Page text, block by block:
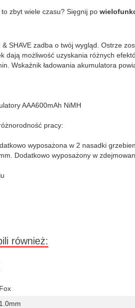
zbyt wiele czasu? Sięgnij po
SHAVE zadba o twój wygląd. Ostrze
dają możliwość uzyskania różnych
Wskaźnik ładowania akumulatora
AAA600mAh NiMH
pracy:
wyposażona w 2 nasadki
Dodatkowo wyposażony w
również:
Fox
1.0mm